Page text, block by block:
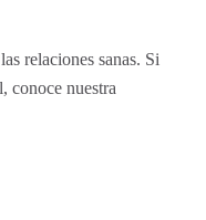
relaciones sanas. Si
conoce nuestra